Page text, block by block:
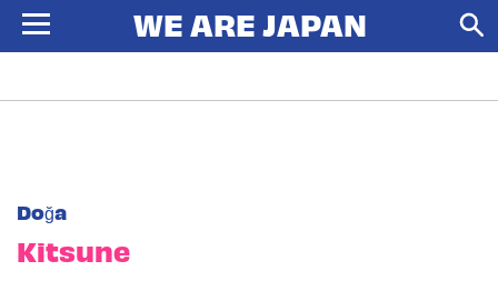
Doğa
Kitsune